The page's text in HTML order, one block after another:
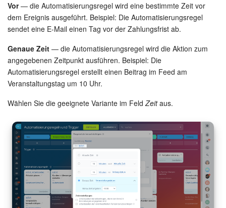
Vor— die Automatisierungsregel wird eine bestimmte Zeit vor
dem Ereignis ausgeführt. Beispiel: Die Automatisierungsregel
sendet eine E-Mail einen Tag vor der Zahlungsfrist ab.
Genaue Zeit — die Automatisierungsregel wird die Aktion zum
angegebenen Zeitpunkt ausführen. Beispiel: Die
Automatisierungsregel erstellt einen Beitrag im Feed am
Veranstaltungstag um 10 Uhr.
Wählen Sie die geeignete Variante im FeldZeitaus.